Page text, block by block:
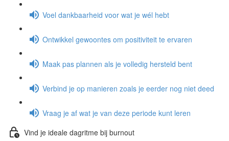
Voel dankbaarheid voor wat je wél hebt
Ontwikkel gewoontes om positiviteit te ervaren
Maak pas plannen als je volledig hersteld bent
Verbind je op manieren zoals je eerder nog niet deed
Vraag je af wat je van deze periode kunt leren
Vind je ideale dagritme bij burnout